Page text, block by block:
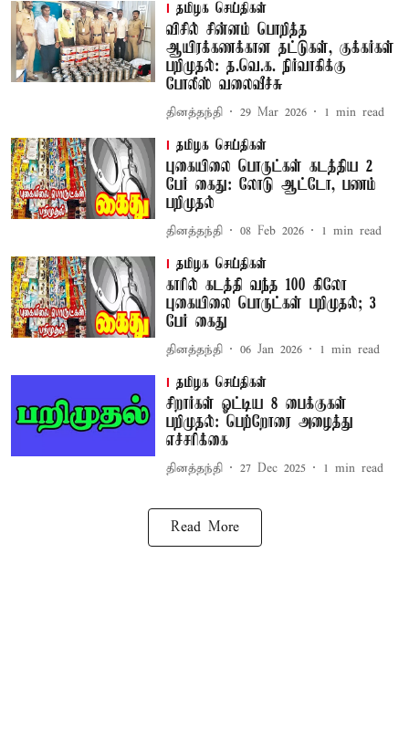
தமிழக செய்திகள்
விசில் சின்னம் பொறித்த
ஆயிரக்கணக்கான தட்டுகள், குக்கர்கள்
பறிமுதல்: த.வெ.க. நிர்வாகிக்கு
போலீஸ் வலைவீச்சு
தினத்தந்தி 29 Mar 2026 1 min read
தமிழக செய்திகள்
புகையிலை பொருட்கள் கடத்திய 2
பேர் கைது: லோடு ஆட்டோ, பணம்
பறிமுதல்
தினத்தந்தி 08 Feb 2026 1 min read
தமிழக செய்திகள்
காரில் கடத்தி வந்த 100 கிலோ
புகையிலை பொருட்கள் பறிமுதல்; 3
பேர் கைது
தினத்தந்தி 06 Jan 2026 1 min read
தமிழக செய்திகள்
சிறார்கள் ஓட்டிய 8 பைக்குகள்
பறிமுதல்: பெற்றோரை அழைத்து
எச்சரிக்கை
தினத்தந்தி 27 Dec 2025 1 min read
Read More